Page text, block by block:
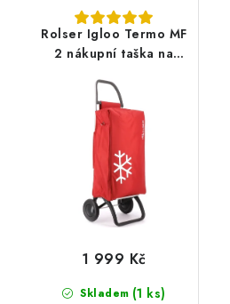
Rolser Igloo Termo MF
2 nákupní taška na
Skladem (1 ks)
1 999 Kč